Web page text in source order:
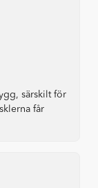
särskilt för
får